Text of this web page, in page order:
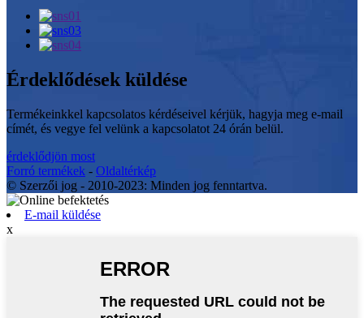
Érdeklődések küldése
Termékeinkkel kapcsolatos kérdéseivel kérjük, hagyja meg e-mail
címét, és vegye fel velünk a kapcsolatot 24 órán belül.
érdeklődjön most
Forró termékek - Oldaltérkép
© Szerzői jog - 2010-2023: Minden jog fenntartva.
E-mail küldése
x